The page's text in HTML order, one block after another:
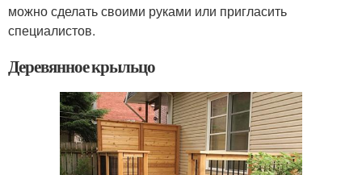
можно сделать своими руками или пригласить
специалистов.
Деревянное крыльцо